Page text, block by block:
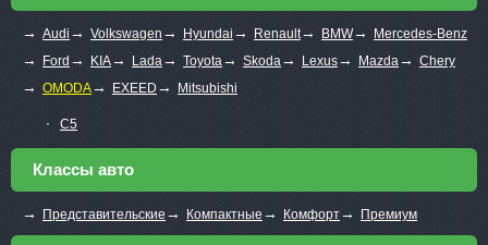
→ Audi → Volkswagen → Hyundai → Renault→ BMW→ Mercedes-Benz
→ Ford → KIA→ Lada→ Toyota→ Skoda→ Lexus→ Mazda→ Chery
→ OMODA
∙ C5
→ EXEED → Mitsubishi
Классы авто
→ Представительские → Компактные → Комфорт→ Премиум